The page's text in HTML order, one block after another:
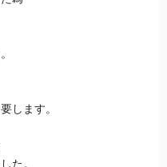
します。
た。